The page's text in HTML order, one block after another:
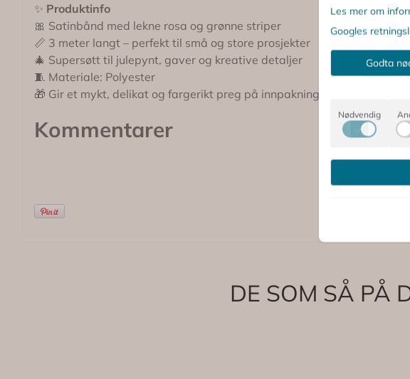
✨ Produktinfo
🎀 Satinbånd med lekne rosa og grønne striper
📏 3 meter langt – perfekt til små og store prosjekter
🎄 Supersøtt til julepynt, gaver og kreative detaljer
🧵 Materiale: Polyester
🎁 Gir et mykt, delikat og fargerikt preg på innpakningen
Kommentarer
DE SOM SÅ PÅ
Les mer om
Googles
Godta
Nødvendig